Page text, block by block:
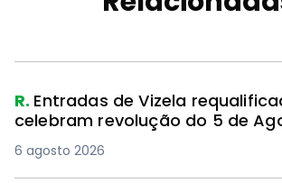
R. Entradas de Vizela
celebram revolução do 5 de
6 agosto 2026